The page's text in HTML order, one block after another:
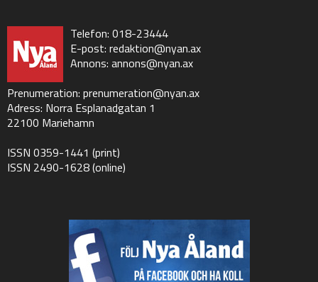
Telefon: 018-23444
E-post: redaktion@nyan.ax
Annons: annons@nyan.ax
Prenumeration: prenumeration@nyan.ax
Adress: Norra Esplanadgatan 1
22100 Mariehamn
ISSN 0359-1441 (print)
ISSN 2490-1628 (online)